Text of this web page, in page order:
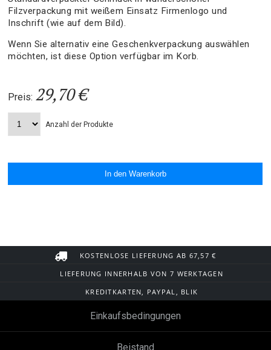
Filzverpackung mit weißem Einsatz Firmenlogo und
Inschrift (wie auf dem Bild).
Wenn Sie alternativ eine Geschenkverpackung auswählen
möchten, ist diese Option verfügbar im Korb.
Preis: 29,70 €
Anzahl der Produkte
KOSTENLOSE LIEFERUNG AB 67,57 €
LIEFERUNG INNERHALB VON 7 WERKTAGEN
KREDITKARTEN, PAYPAL, BLIK
Einkaufsbedingungen
Beistand